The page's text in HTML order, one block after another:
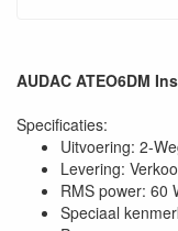
AUDAC ATEO6DM
Specificaties:
Uitvoering: 2-
Levering:
RMS power: 60
Speciaal